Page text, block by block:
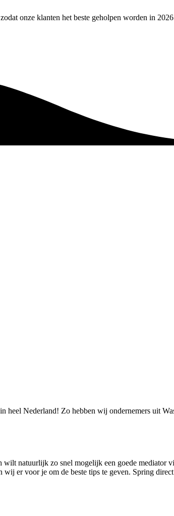
onze klanten het beste geholpen worden in
heel Nederland! Zo hebben wij ondernemers uit
natuurlijk zo snel mogelijk een goede mediator
er voor je om de beste tips te geven. Spring direct